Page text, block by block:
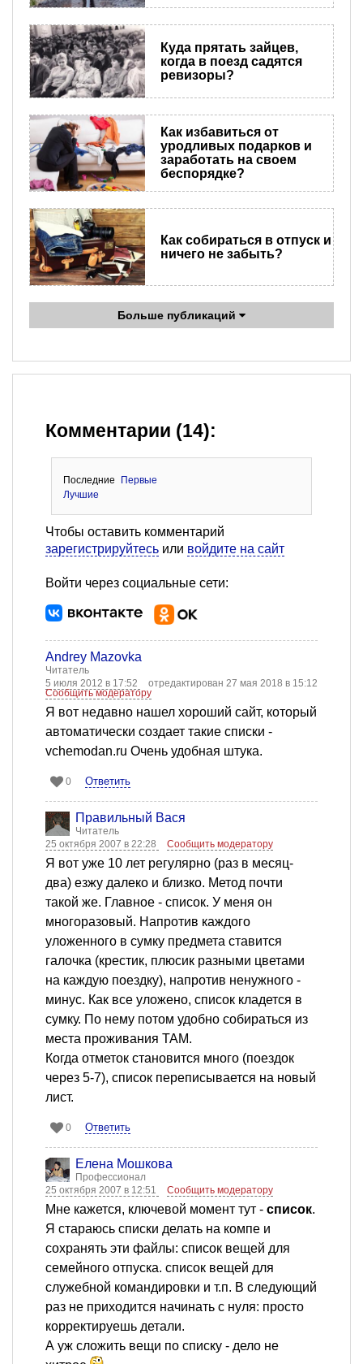
Куда прятать зайцев,
когда в поезд садятся
ревизоры?
Как избавиться от
уродливых подарков и
заработать на своем
беспорядке?
Как собираться в отпуск и
ничего не забыть?
Больше публикаций
Комментарии (14):
Последние
Первые
Лучшие
Чтобы оставить комментарий
зарегистрируйтесь или войдите на сайт
Войти через социальные сети:
Andrey Mazovka
Читатель
5 июля 2012 в 17:52
отредактирован 27 мая 2018 в 15:12
Сообщить модератору
Я вот недавно нашел хороший сайт, который
автоматически создает такие списки -
vchemodan.ru Очень удобная штука.
0 Ответить
Правильный Вася
Читатель
25 октября 2007 в 22:28
Сообщить модератору
Я вот уже 10 лет регулярно (раз в месяц-
два) езжу далеко и близко. Метод почти
такой же. Главное - список. У меня он
многоразовый. Напротив каждого
уложенного в сумку предмета ставится
галочка (крестик, плюсик разными цветами
на каждую поездку), напротив ненужного -
минус. Как все уложено, список кладется в
сумку. По нему потом удобно собираться из
места проживания ТАМ.
Когда отметок становится много (поездок
через 5-7), список переписывается на новый
лист.
0 Ответить
Елена Мошкова
Профессионал
25 октября 2007 в 12:51
Сообщить модератору
Мне кажется, ключевой момент тут - список.
Я стараюсь списки делать на компе и
сохранять эти файлы: список вещей для
семейного отпуска. список вещей для
служебной командировки и т.п. В следующий
раз не приходится начинать с нуля: просто
корректируешь детали.
А уж сложить вещи по списку - дело не